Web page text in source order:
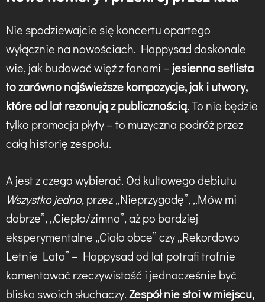
Nie spodziewajcie się koncertu opartego
wyłącznie na nowościach. Happysad doskonale
wie, jak budować więź z fanami – jesienna setlista
to zarówno najświeższe kompozycje, jak i utwory,
które od lat rezonują z publicznością. To nie będzie
tylko promocja płyty – to muzyczna podróż przez
całą historię zespołu.
A jest z czego wybierać. Od kultowego debiutu
Wszystko jedno, przez „Nieprzygodę”, „Mów mi
dobrze”, „Ciepło/zimno”, aż po bardziej
eksperymentalne „Ciało obce” czy „Rekordowo
Letnie Lato” – Happysad od lat potrafi trafnie
komentować rzeczywistość i jednocześnie być
blisko swoich słuchaczy.Zespół nie stoi w miejscu,